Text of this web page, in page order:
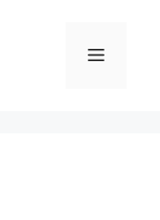
Menu